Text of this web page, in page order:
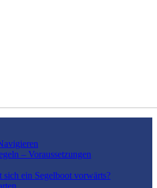
– Voraussetzungen
sich ein Segelboot vorwärts?